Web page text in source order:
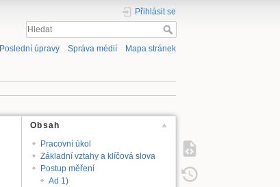
Přihlásit se
Poslední úpravy Správa médií Mapa stránek
Obsah
Pracovní úkol
Základní vztahy a klíčová slova
Postup měření
Ad 1)